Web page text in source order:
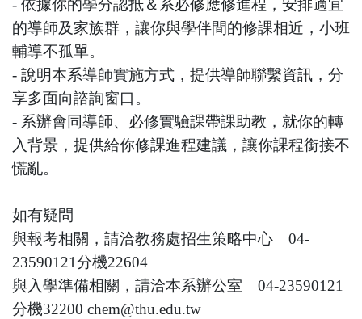
- 依據你的學分認抵＆系必修應修進程，安排適宜
的導師及家族群，讓你與學伴間的修課相近，小班
輔導不孤單。
- 說明本系導師實施方式，提供導師聯繫資訊，分
享多面向諮詢窗口。
- 系辦會同導師、必修實驗課帶課助教，就你的轉
入背景，提供給你修課進程建議，讓你課程銜接不
慌亂。
如有疑問
與報考相關，請洽教務處招生策略中心 04-
23590121分機22604
與入學準備相關，請洽本系辦公室 04-23590121
分機32200 chem@thu.edu.tw